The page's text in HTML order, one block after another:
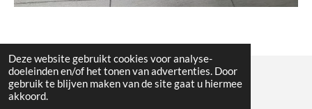
Deze website gebruikt cookies voor analyse-
doeleinden en/of het tonen van advertenties. Door
gebruik te blijven maken van de site gaat u hiermee
akkoord.
© All the pictures on this website are copywright protected